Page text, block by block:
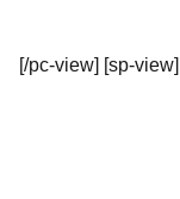
[/pc-view] [sp-view]